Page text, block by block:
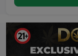
Du willst das